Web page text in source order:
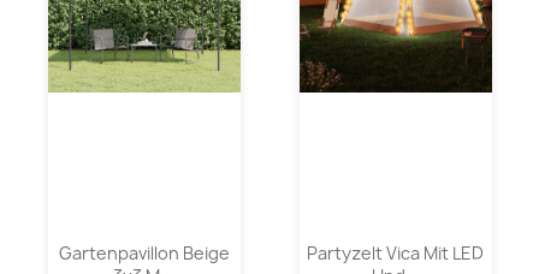
Gartenpavillon Beige
Partyzelt Vica Mit LED